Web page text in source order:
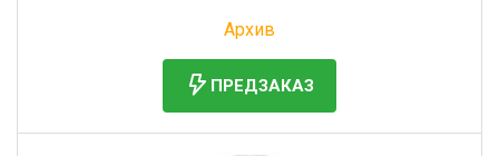
Архив
ПРЕДЗАКАЗ